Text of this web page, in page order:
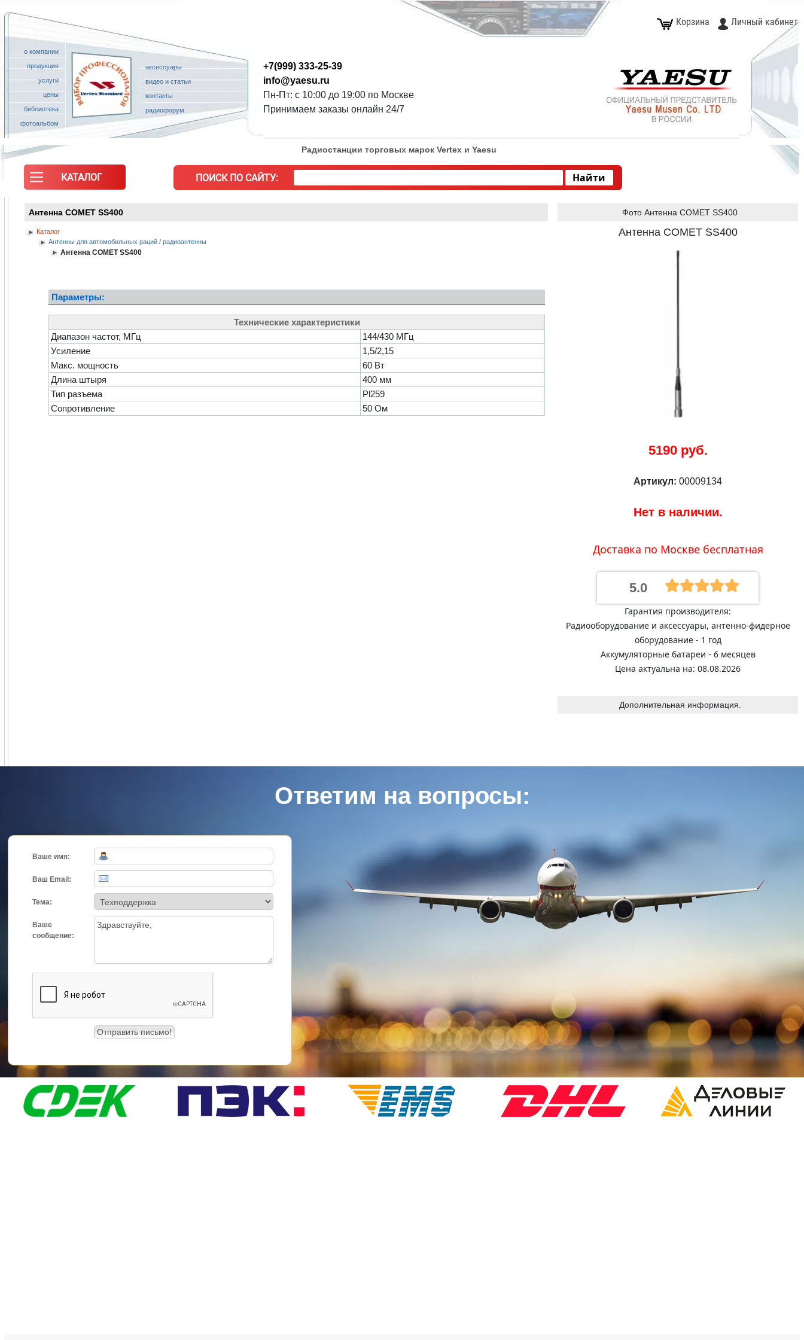
Корзина Личный кабинет
о компании
продукция
услуги
цены
библиотека
фотоальбом
аксессуары
видео и статьи
контакты
радиофорум
+7(999) 333-25-39
info@yaesu.ru
Пн-Пт: с 10:00 до 19:00 по Москве
Принимаем заказы онлайн 24/7
КАТАЛОГ
Радиостанции торговых марок Vertex и Yaesu
ПОИСК ПО САЙТУ:
Антенна COMET SS400
Каталог
Антенны для автомобильных раций / радиоантенны
Антенна COMET SS400
Параметры:
Технические характеристики
Диапазон частот, МГц
144/430 МГц
Усиление
1,5/2,15
Макс. мощность
60 Вт
Длина штыря
400 мм
Тип разъема
Pl259
Сопротивление
50 Ом
Фото Антенна COMET SS400
Антенна COMET SS400
5190 руб.
Артикул: 00009134
Нет в наличии.
Доставка по Москве бесплатная
5.0
Гарантия производителя:
Радиооборудование и аксессуары, антенно-фидерное
оборудование - 1 год
Аккумуляторные батареи - 6 месяцев
Цена актуальна на: 08.08.2026
Дополнительная информация.
Ответим на вопросы:
Ваше имя:
Ваш Email:
Тема:
Ваше
сообщение: